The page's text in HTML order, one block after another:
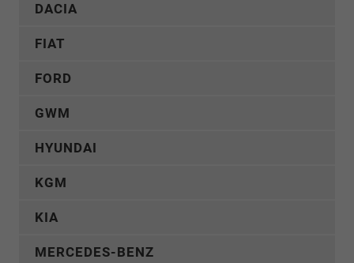
DACIA
FIAT
FORD
GWM
HYUNDAI
KGM
KIA
MERCEDES-BENZ